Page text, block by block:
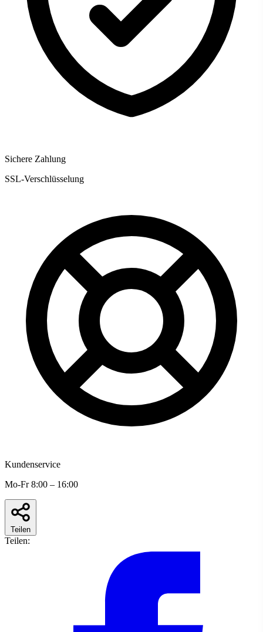
Sichere Zahlung
SSL-Verschlüsselung
Kundenservice
Mo-Fr 8:00 – 16:00
Teilen
Teilen: